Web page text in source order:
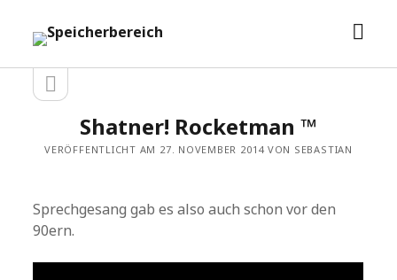
Speicherbereich
Seitenleiste
Seitenleiste
öffnen
Shatner! Rocketman ™
VERÖFFENTLICHT AM 27. NOVEMBER 2014 VON SEBASTIAN
Sprechgesang gab es also auch schon vor den
90ern.